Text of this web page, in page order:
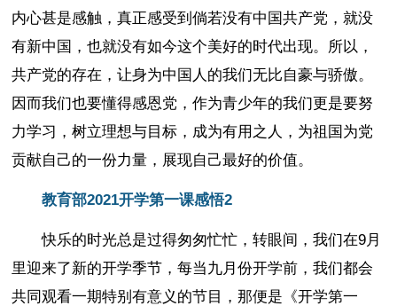
内心甚是感触，真正感受到倘若没有中国共产党，就没
有新中国，也就没有如今这个美好的时代出现。所以，
共产党的存在，让身为中国人的我们无比自豪与骄傲。
因而我们也要懂得感恩党，作为青少年的我们更是要努
力学习，树立理想与目标，成为有用之人，为祖国为党
贡献自己的一份力量，展现自己最好的价值。
教育部2021开学第一课感悟2
快乐的时光总是过得匆匆忙忙，转眼间，我们在9月
里迎来了新的开学季节，每当九月份开学前，我们都会
共同观看一期特别有意义的节目，那便是《开学第一